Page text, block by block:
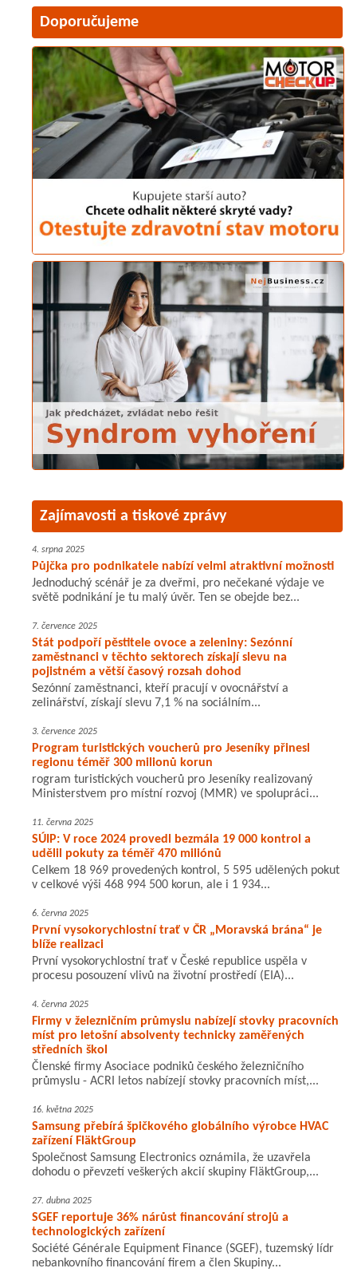
Doporučujeme
Zajímavosti a tiskové zprávy
4. srpna 2025
Půjčka pro podnikatele nabízí velmi atraktivní možnosti
Jednoduchý scénář je za dveřmi, pro nečekané výdaje ve
světě podnikání je tu malý úvěr. Ten se obejde bez...
7. července 2025
Stát podpoří pěstitele ovoce a zeleniny: Sezónní
zaměstnanci v těchto sektorech získají slevu na
pojistném a větší časový rozsah dohod
Sezónní zaměstnanci, kteří pracují v ovocnářství a
zelinářství, získají slevu 7,1 % na sociálním...
3. července 2025
Program turistických voucherů pro Jeseníky přinesl
regionu téměř 300 milionů korun
rogram turistických voucherů pro Jeseníky realizovaný
Ministerstvem pro místní rozvoj (MMR) ve spolupráci...
11. června 2025
SÚIP: V roce 2024 provedl bezmála 19 000 kontrol a
udělil pokuty za téměř 470 miliónů
Celkem 18 969 provedených kontrol, 5 595 udělených pokut
v celkové výši 468 994 500 korun, ale i 1 934...
6. června 2025
První vysokorychlostní trať v ČR „Moravská brána“ je
blíže realizaci
První vysokorychlostní trať v České republice uspěla v
procesu posouzení vlivů na životní prostředí (EIA)...
4. června 2025
Firmy v železničním průmyslu nabízejí stovky pracovních
míst pro letošní absolventy technicky zaměřených
středních škol
Členské firmy Asociace podniků českého železničního
průmyslu - ACRI letos nabízejí stovky pracovních míst,...
16. května 2025
Samsung přebírá špičkového globálního výrobce HVAC
zařízení FläktGroup
Společnost Samsung Electronics oznámila, že uzavřela
dohodu o převzetí veškerých akcií skupiny FläktGroup,...
27. dubna 2025
SGEF reportuje 36% nárůst financování strojů a
technologických zařízení
Société Générale Equipment Finance (SGEF), tuzemský lídr
nebankovního financování firem a člen Skupiny...